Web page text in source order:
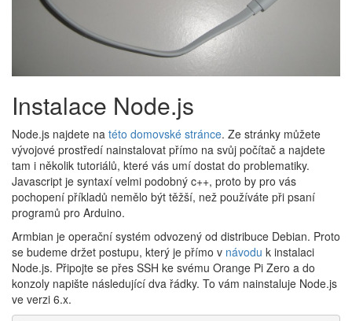
Instalace Node.js
Node.js najdete na této domovské stránce. Ze stránky můžete
vývojové prostředí nainstalovat přímo na svůj počítač a najdete
tam i několik tutoriálů, které vás umí dostat do problematiky.
Javascript je syntaxí velmi podobný c++, proto by pro vás
pochopení příkladů nemělo být těžší, než používáte při psaní
programů pro Arduino.
Armbian je operační systém odvozený od distribuce Debian. Proto
se budeme držet postupu, který je přímo v návodu k instalaci
Node.js. Připojte se přes SSH ke svému Orange Pi Zero a do
konzoly napište následující dva řádky. To vám nainstaluje Node.js
ve verzi 6.x.